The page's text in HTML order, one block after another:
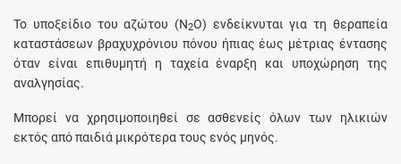
Το υποξείδιο του αζώτου (N2O) ενδείκνυται για τη θεραπεία
καταστάσεων βραχυχρόνιου πόνου ήπιας έως μέτριας έντασης
όταν είναι επιθυμητή η ταχεία έναρξη και υποχώρηση της
αναλγησίας.
Μπορεί να χρησιμοποιηθεί σε ασθενείς όλων των ηλικιών
εκτός από παιδιά μικρότερα τους ενός μηνός.